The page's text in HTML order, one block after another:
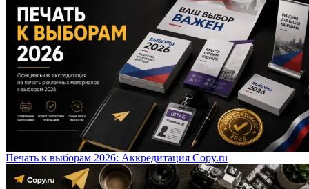
Печать к выборам 2026: Аккредитация Copy.ru